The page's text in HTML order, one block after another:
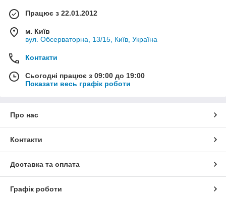
Працює з 22.01.2012
м. Київ
вул. Обсерваторна, 13/15, Київ, Україна
Контакти
Сьогодні працює з 09:00 до 19:00
Показати весь графік роботи
Про нас
Контакти
Доставка та оплата
Графік роботи